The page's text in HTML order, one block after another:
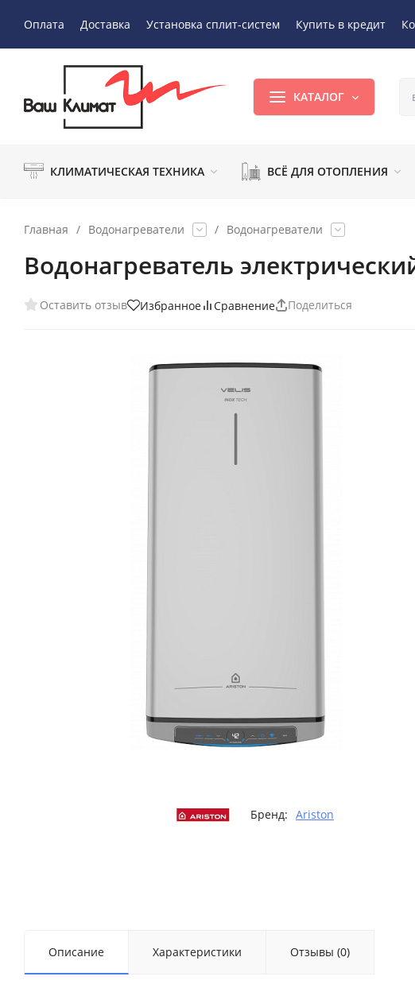
Оплата Доставка Установка сплит-систем Купить в кредит
КАТАЛОГ
КЛИМАТИЧЕСКАЯ ТЕХНИКА ВСЁ ДЛЯ ОТОПЛЕНИЯ
Главная / Водонагреватели / Водонагреватели
Водонагреватель
Оставить отзыв Избранное Сравнение Поделиться
Бренд: Ariston
Описание Характеристики Отзывы (0)